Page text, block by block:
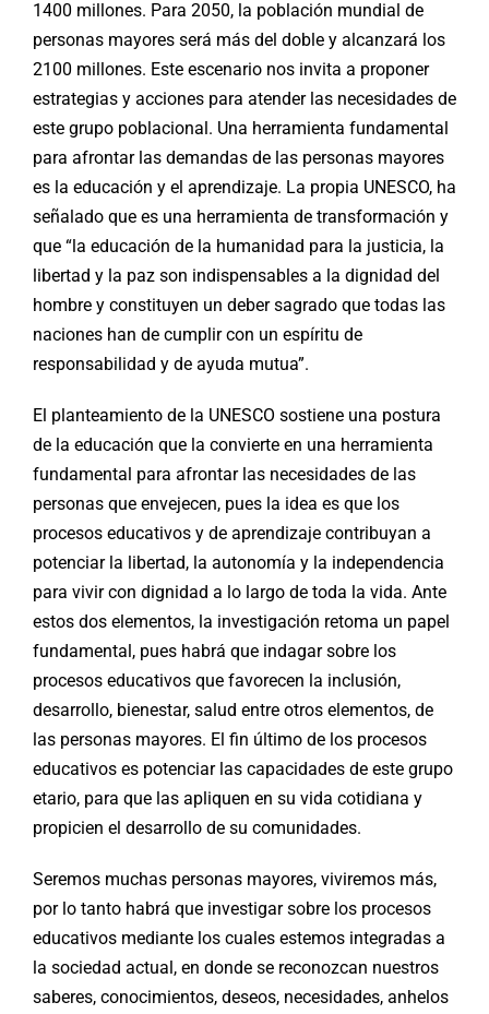
1400 millones. Para 2050, la población mundial de
personas mayores será más del doble y alcanzará los
2100 millones. Este escenario nos invita a proponer
estrategias y acciones para atender las necesidades de
este grupo poblacional. Una herramienta fundamental
para afrontar las demandas de las personas mayores
es la educación y el aprendizaje. La propia UNESCO, ha
señalado que es una herramienta de transformación y
que “la educación de la humanidad para la justicia, la
libertad y la paz son indispensables a la dignidad del
hombre y constituyen un deber sagrado que todas las
naciones han de cumplir con un espíritu de
responsabilidad y de ayuda mutua”.
El planteamiento de la UNESCO sostiene una postura
de la educación que la convierte en una herramienta
fundamental para afrontar las necesidades de las
personas que envejecen, pues la idea es que los
procesos educativos y de aprendizaje contribuyan a
potenciar la libertad, la autonomía y la independencia
para vivir con dignidad a lo largo de toda la vida. Ante
estos dos elementos, la investigación retoma un papel
fundamental, pues habrá que indagar sobre los
procesos educativos que favorecen la inclusión,
desarrollo, bienestar, salud entre otros elementos, de
las personas mayores. El fin último de los procesos
educativos es potenciar las capacidades de este grupo
etario, para que las apliquen en su vida cotidiana y
propicien el desarrollo de su comunidades.
Seremos muchas personas mayores, viviremos más,
por lo tanto habrá que investigar sobre los procesos
educativos mediante los cuales estemos integradas a
la sociedad actual, en donde se reconozcan nuestros
saberes, conocimientos, deseos, necesidades, anhelos